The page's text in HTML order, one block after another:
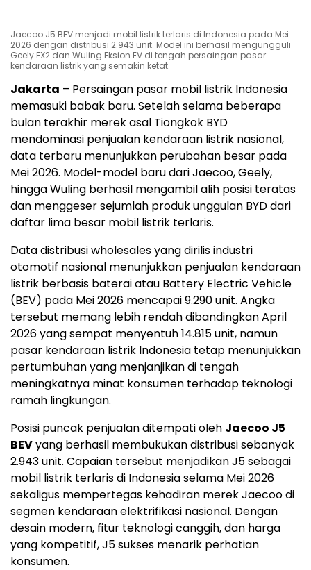
Jaecoo J5 BEV menjadi mobil listrik terlaris di Indonesia pada Mei
2026 dengan distribusi 2.943 unit. Model ini berhasil mengungguli
Geely EX2 dan Wuling Eksion EV di tengah persaingan pasar
kendaraan listrik yang semakin ketat.
Jakarta – Persaingan pasar mobil listrik Indonesia
memasuki babak baru. Setelah selama beberapa
bulan terakhir merek asal Tiongkok BYD
mendominasi penjualan kendaraan listrik nasional,
data terbaru menunjukkan perubahan besar pada
Mei 2026. Model-model baru dari Jaecoo, Geely,
hingga Wuling berhasil mengambil alih posisi teratas
dan menggeser sejumlah produk unggulan BYD dari
daftar lima besar mobil listrik terlaris.
Data distribusi wholesales yang dirilis industri
otomotif nasional menunjukkan penjualan kendaraan
listrik berbasis baterai atau Battery Electric Vehicle
(BEV) pada Mei 2026 mencapai 9.290 unit. Angka
tersebut memang lebih rendah dibandingkan April
2026 yang sempat menyentuh 14.815 unit, namun
pasar kendaraan listrik Indonesia tetap menunjukkan
pertumbuhan yang menjanjikan di tengah
meningkatnya minat konsumen terhadap teknologi
ramah lingkungan.
Posisi puncak penjualan ditempati oleh Jaecoo J5
BEVyang berhasil membukukan distribusi sebanyak
2.943 unit. Capaian tersebut menjadikan J5 sebagai
mobil listrik terlaris di Indonesia selama Mei 2026
sekaligus mempertegas kehadiran merek Jaecoo di
segmen kendaraan elektrifikasi nasional. Dengan
desain modern, fitur teknologi canggih, dan harga
yang kompetitif, J5 sukses menarik perhatian
konsumen.